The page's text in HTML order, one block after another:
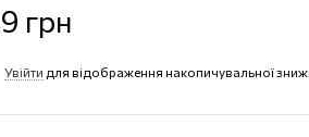
грн
Увійти для відображення накопичувальної